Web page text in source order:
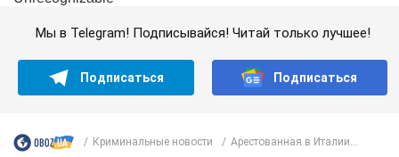
Мы в Telegram! Подписывайся! Читай только лучшее!
Подписаться Подписаться
Криминальные новости Арестованная в Италии...